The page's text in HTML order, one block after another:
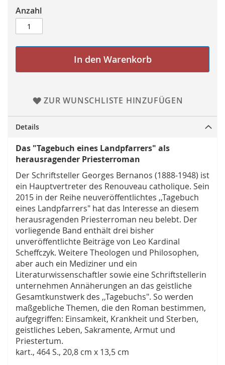
Anzahl
In den Warenkorb
ZUR WUNSCHLISTE HINZUFÜGEN
Details
Das "Tagebuch eines Landpfarrers" als
herausragender Priesterroman
Der Schriftsteller Georges Bernanos (1888-1948) ist
ein Hauptvertreter des Renouveau catholique. Sein
2015 in der Reihe neuveröffentlichtes ,,Tagebuch
eines Landpfarrers" hat das Interesse an diesem
herausragenden Priesterroman neu belebt. Der
vorliegende Band enthält drei bisher
unveröffentlichte Beiträge von Leo Kardinal
Scheffczyk. Weitere Theologen und Philosophen,
aber auch ein Mediziner und ein
Literaturwissenschaftler sowie eine Schriftstellerin
unternehmen Annäherungen an das geistliche
Gesamtkunstwerk des ,,Tagebuchs". So werden
maßgebliche Themen, die den Roman bestimmen,
aufgegriffen: Einsamkeit, Krankheit und Sterben,
geistliches Leben, Sakramente, Armut und
Priestertum.
kart., 464 S., 20,8 cm x 13,5 cm